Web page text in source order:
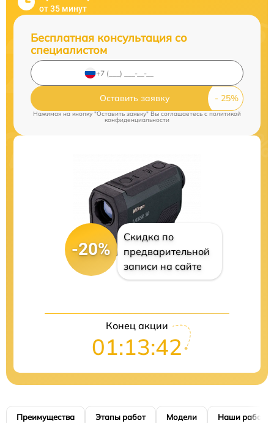
от 35 минут
Бесплатная консультация со
специалистом
Оставить заявку
Нажимая на кнопку "Оставить заявку" Вы соглашаетесь cполитикой
конфиденциальности
-20%
Скидка по
предварительной
записи на сайте
Конец акции
01:13:41
Преимущества Этапы работ Модели Наши работы